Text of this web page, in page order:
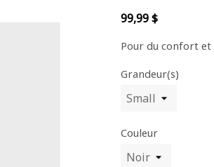
99,99 $
Pour du confort et
Grandeur(s)
Couleur